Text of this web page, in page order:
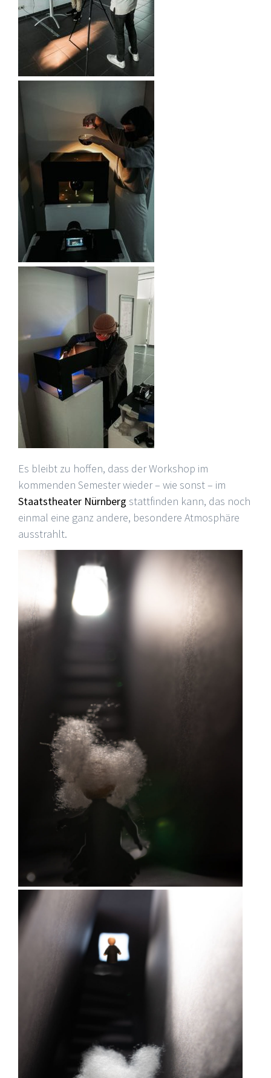
Es bleibt zu hoffen, dass der Workshop im
kommenden Semester wieder – wie sonst – im
Staatstheater Nürnberg stattfinden kann, das noch
einmal eine ganz andere, besondere Atmosphäre
ausstrahlt.